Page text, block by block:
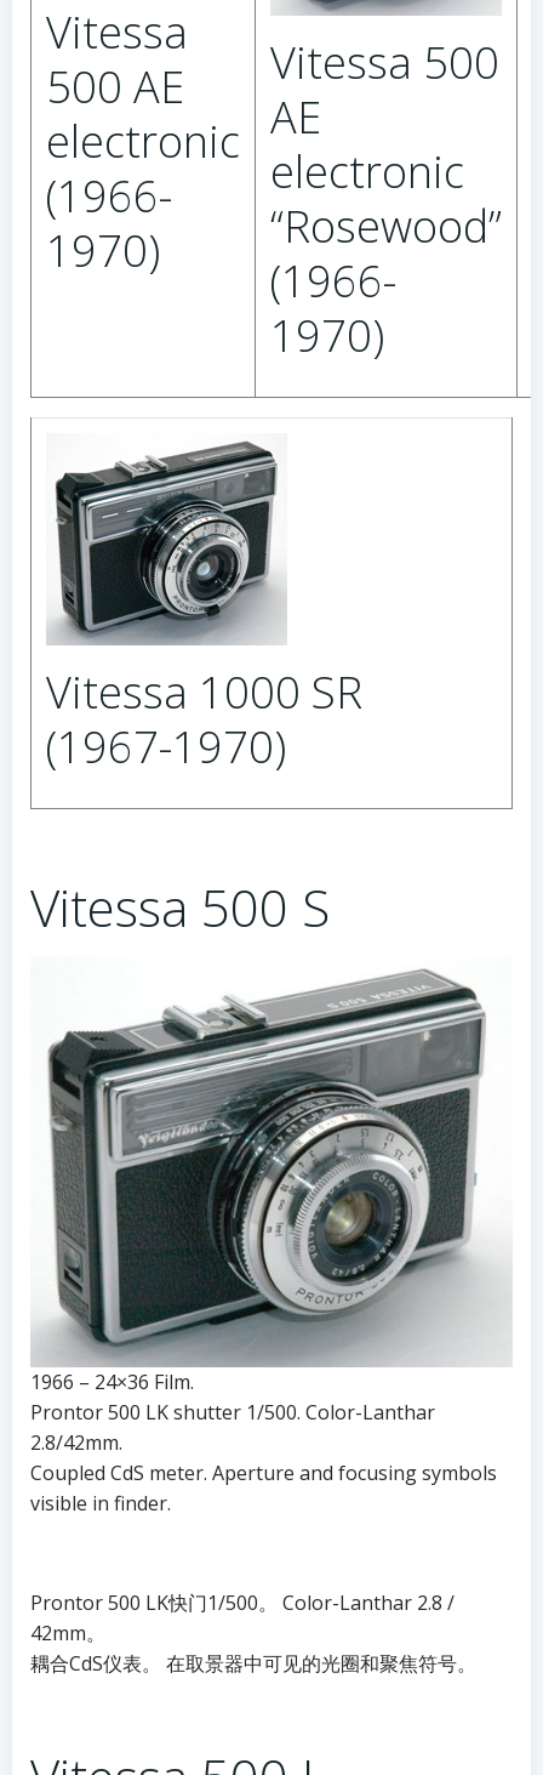
Vitessa
500 AE
electronic
(1966-
1970)
Vitessa 500
AE
electronic
“Rosewood”
(1966-
1970)
Vitessa 1000 SR
(1967-1970)
Vitessa 500 S
1966 – 24×36 Film.
Prontor 500 LK shutter 1/500. Color-Lanthar
2.8/42mm.
Coupled CdS meter. Aperture and focusing symbols
visible in finder.
Prontor 500 LK快门1/500。 Color-Lanthar 2.8 /
42mm。
耦合CdS仪表。 在取景器中可见的光圈和聚焦符号。